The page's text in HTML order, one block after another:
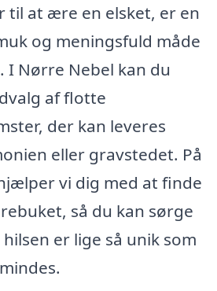
til at ære en elsket, er en
og meningsfuld måde
I Nørre Nebel kan du
af flotte
der kan leveres
eller gravstedet. På
vi dig med at finde
så du kan sørge
er lige så unik som